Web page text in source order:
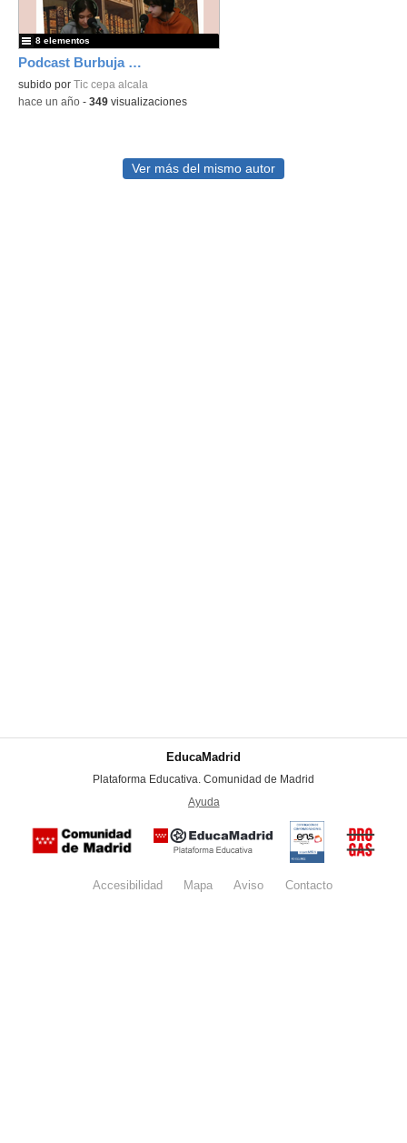
Podcast Burbuja Episodio #20
subido por Tic cepa alcala
8 elementos
-hace un año - 349 visualizaciones
Ver más del mismo autor
EducaMadrid
Plataforma Educativa. Comunidad de Madrid
Ayuda
Certificación
conformidad
con el
Nacional de
Seguridad
del
Accesibilidad Mapa Aviso legalContacto